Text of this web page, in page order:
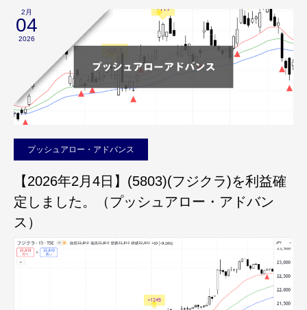
2月
04
2026
プッシュアロー・アドバンス
【2026年2月4日】(5803)(フジクラ)を利益確
定しました。（プッシュアロー・アドバン
ス）